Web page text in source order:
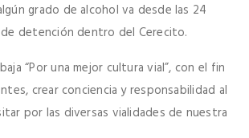
grado de alcohol va desde las 24
detención dentro del Cerecito.
“Por una mejor cultura vial”, con el fin
crear conciencia y responsabilidad al
por las diversas vialidades de nuestra